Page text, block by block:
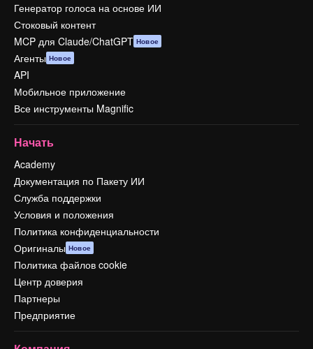
Генератор голоса на основе ИИ
Стоковый контент
MCP для Claude/ChatGPT Новое
Агенты Новое
API
Мобильное приложение
Все инструменты Magnific
Начать
Academy
Документация по Пакету ИИ
Служба поддержки
Условия и положения
Политика конфиденциальности
Оригиналы Новое
Политика файлов cookie
Центр доверия
Партнеры
Предприятие